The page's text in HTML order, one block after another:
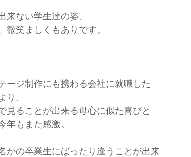
来ない学生達の姿、
微笑ましくもありです。
ージ制作にも携わる会社に就職した
り、
見ることが出来る母心に似た喜びと
年もまた感激。
かの卒業生にばったり逢うことが出来